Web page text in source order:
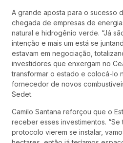
A grande aposta para o sucesso
chegada de empresas de
natural e hidrogênio verde. “Já
intenção e mais um está se
estavam em negociação,
investidores que enxergam no
transformar o estado e colocá-lo
fornecedor de novos
Sedet.
Camilo Santana reforçou que o
receber esses investimentos. “Se
protocolo vierem se instalar,